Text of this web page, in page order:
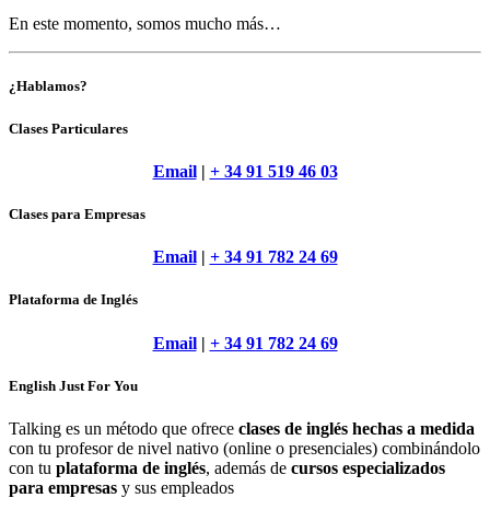
En este momento, somos mucho más…
¿Hablamos?
Clases Particulares
Email| + 34 91 519 46 03
Clases para Empresas
Email| + 34 91 782 24 69
Plataforma de Inglés
Email| + 34 91 782 24 69
English Just For You
Talking es un método que ofrece clases de inglés hechas a medida
con tu profesor de nivel nativo (online o presenciales) combinándolo
con tu plataforma de inglés, además de cursos especializados
para empresas y sus empleados